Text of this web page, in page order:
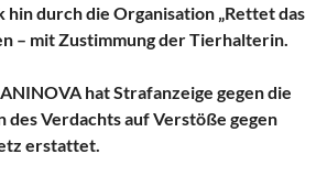
durch die Organisation „Rettet das
– mit Zustimmung der Tierhalterin.
hat Strafanzeige gegen die
Verdachts auf Verstöße gegen
erstattet.